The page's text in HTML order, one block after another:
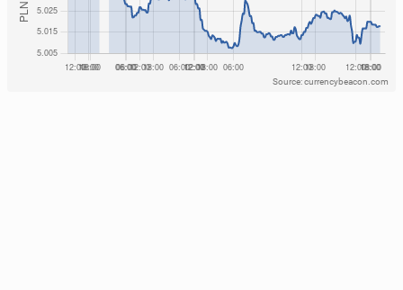
Source: currencybeacon.com